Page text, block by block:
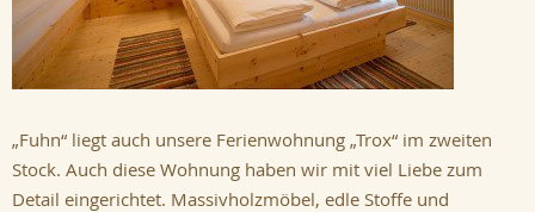
„Fuhn“ liegt auch unsere Ferienwohnung „Trox“ im zweiten
Stock. Auch diese Wohnung haben wir mit viel Liebe zum
Detail eingerichtet. Massivholzmöbel, edle Stoffe und